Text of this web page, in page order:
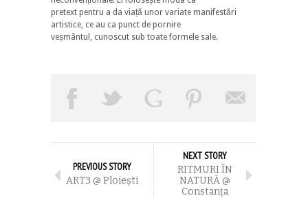
pretext pentru a da viață unor variate manifestări
artistice, ce au ca punct de pornire
veșmântul, cunoscut sub toate formele sale.
PREVIOUS STORY
ART3 @ Ploieşti
NEXT STORY
RITMURI ÎN
NATURĂ @
Constanţa